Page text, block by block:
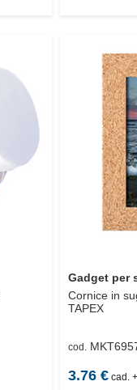
Gadget per
Cornice in
TAPEX
cod.
3.76€ cad.